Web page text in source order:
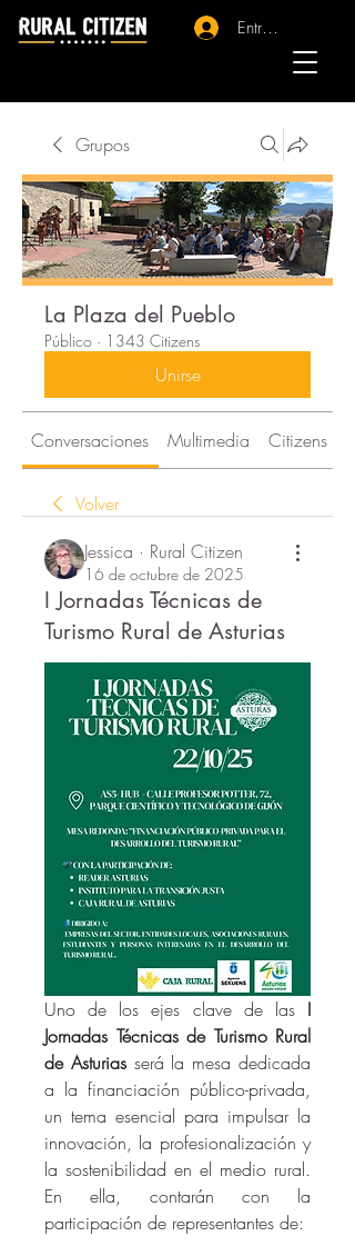
Entrar - Registro
Grupos
La Plaza del Pueblo
Público · 1343 Citizens
Unirse
Conversaciones Multimedia Citizens
Volver
Jessica · Rural Citizen
16 de octubre de 2025
I Jornadas Técnicas de
Turismo Rural de Asturias
Uno de los ejes clave de las I
Jornadas Técnicas de Turismo Rural
de Asturias será la mesa dedicada
a la financiación público-privada,
un tema esencial para impulsar la
innovación, la profesionalización y
la sostenibilidad en el medio rural.
En ella, contarán con la
participación de representantes de: